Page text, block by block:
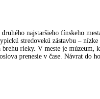
najstaršieho fínskeho
stredovekú zástavbu –
brehu rieky. V meste je múzeum,
prenesie v čase. Návrat do